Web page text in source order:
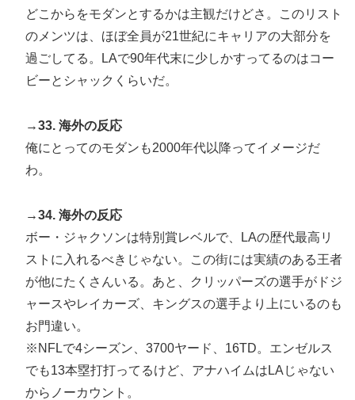
どこからをモダンとするかは主観だけどさ。このリスト
のメンツは、ほぼ全員が21世紀にキャリアの大部分を
過ごしてる。LAで90年代末に少しかすってるのはコー
ビーとシャックくらいだ。
→33. 海外の反応
俺にとってのモダンも2000年代以降ってイメージだ
わ。
→34. 海外の反応
ボー・ジャクソンは特別賞レベルで、LAの歴代最高リ
ストに入れるべきじゃない。この街には実績のある王者
が他にたくさんいる。あと、クリッパーズの選手がドジ
ャースやレイカーズ、キングスの選手より上にいるのも
お門違い。
※NFLで4シーズン、3700ヤード、16TD。エンゼルス
でも13本塁打打ってるけど、アナハイムはLAじゃない
からノーカウント。